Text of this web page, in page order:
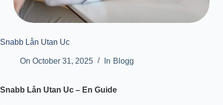
Snabb Lån Utan Uc
On October 31, 2025 In Blogg
Snabb Lån Utan Uc – En Guide